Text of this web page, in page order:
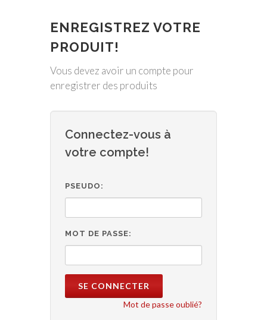
ENREGISTREZ VOTRE
PRODUIT!
Vous devez avoir un compte pour
enregistrer des produits
Connectez-vous à
votre compte!
PSEUDO:
MOT DE PASSE:
SE CONNECTER
Mot de passe oublié?